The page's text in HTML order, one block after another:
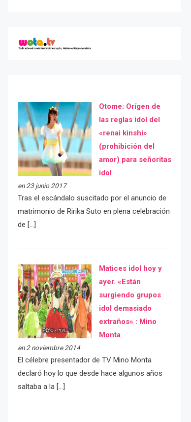
Otome: Orígen de
las reglas idol del
«renai kinshi»
(prohibición del
amor) para señoritas
idol
en 23 junio 2017
Tras el escándalo suscitado por el anuncio de
matrimonio de Ririka Suto en plena celebración
de […]
Matices idol hoy y
ayer. «Están
surgiendo grupos
idol demasiado
extraños» : Mino
Monta
en 2 noviembre 2014
El célebre presentador de TV Mino Monta
declaró hoy lo que desde hace algunos años
saltaba a la […]